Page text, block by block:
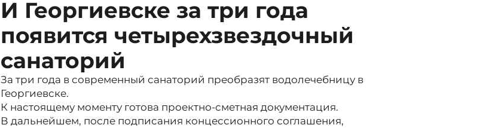
И Георгиевске за три года
появится четырехзвездочный
санаторий
За три года в современный санаторий преобразят водолечебницу в
Георгиевске.
К настоящему моменту готова проектно-сметная документация.
В дальнейшем, после подписания концессионного соглашения,